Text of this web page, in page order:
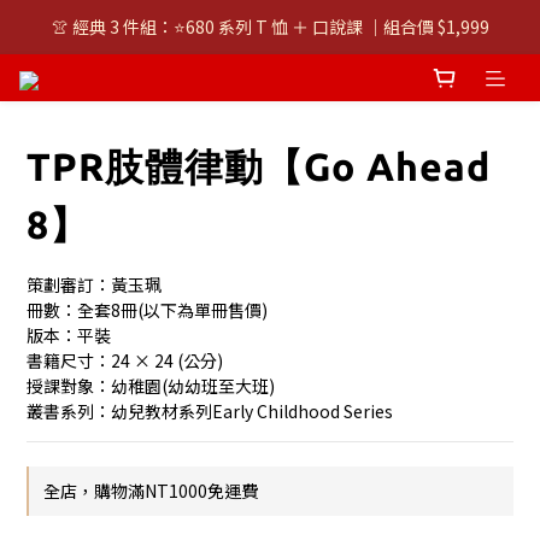
👚 經典 3 件組：⭐680 系列 T 恤 ＋ 口說課 ｜組合價 $1,999
👚 經典 3 件組：⭐680 系列 T 恤 ＋ 口說課 ｜組合價 $1,999
TPR肢體律動【Go Ahead
8】
策劃審訂：黃玉珮
冊數：全套8冊(以下為單冊售價)
版本：平裝
書籍尺寸：24 × 24 (公分)
授課對象：幼稚園(幼幼班至大班)
叢書系列：幼兒教材系列Early Childhood Series
全店，購物滿NT1000免運費